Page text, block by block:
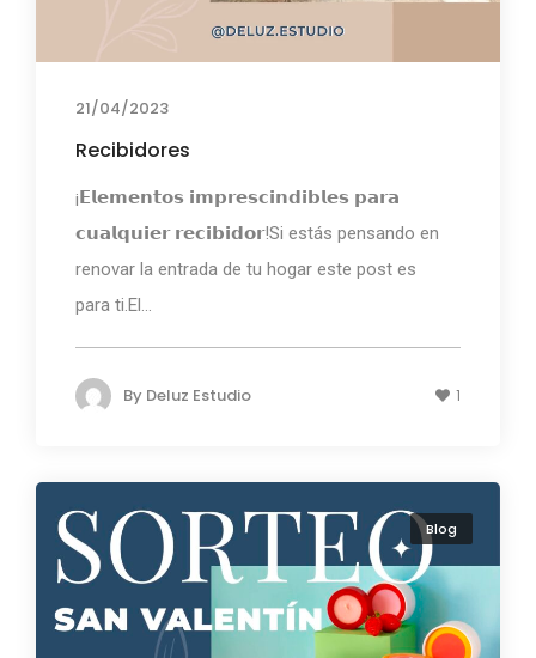
21/04/2023
Recibidores
¡𝗘𝗹𝗲𝗺𝗲𝗻𝘁𝗼𝘀 𝗶𝗺𝗽𝗿𝗲𝘀𝗰𝗶𝗻𝗱𝗶𝗯𝗹𝗲𝘀 𝗽𝗮𝗿𝗮
𝗰𝘂𝗮𝗹𝗾𝘂𝗶𝗲𝗿 𝗿𝗲𝗰𝗶𝗯𝗶𝗱𝗼𝗿!Si estás pensando en
renovar la entrada de tu hogar este post es
para ti.El...
By Deluz Estudio 1
Blog